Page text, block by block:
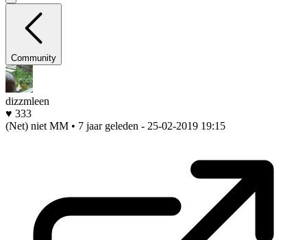
Community
dizzmleen
♥ 333
(Net) niet MM • 7 jaar geleden - 25-02-2019 19:15